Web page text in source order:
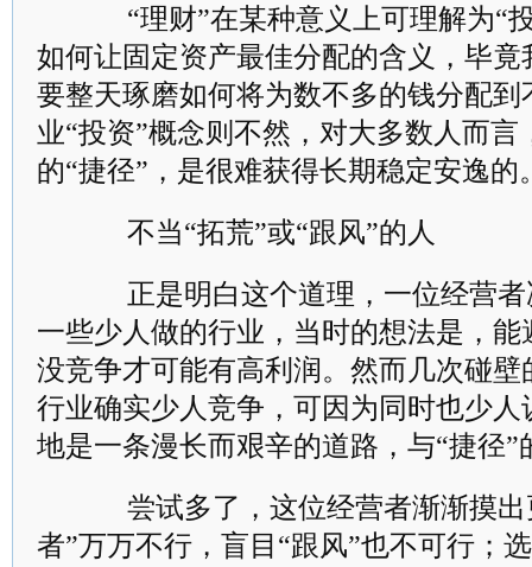
“理财”在某种意义上可理解为“
如何让固定资产最佳分配的含义，毕
要整天琢磨如何将为数不多的钱分配到
业“投资”概念则不然，对大多数人而
的“捷径”，是很难获得长期稳定安逸的
不当“拓荒”或“跟风”的人
正是明白这个道理，一位经营者
一些少人做的行业，当时的想法是，
没竞争才可能有高利润。然而几次碰
行业确实少人竞争，可因为同时也少
地是一条漫长而艰辛的道路，与“捷径
尝试多了，这位经营者渐渐摸出
者”万万不行，盲目“跟风”也不可行；